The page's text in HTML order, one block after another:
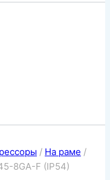
/ На раме /
8GA-F (IP54)